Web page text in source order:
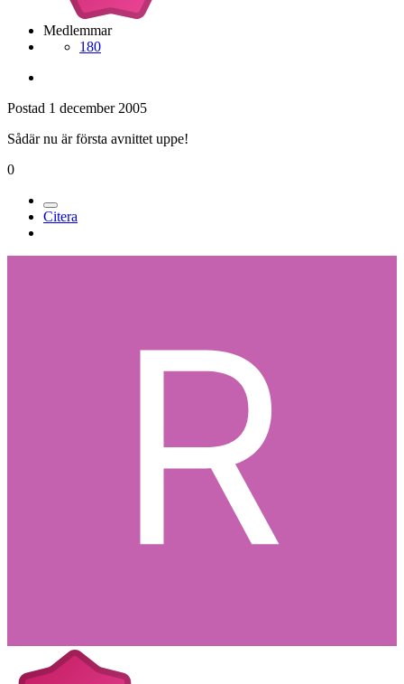
Medlemmar
180
Postad 1 december 2005
Sådär nu är första avnittet uppe!
0
Citera